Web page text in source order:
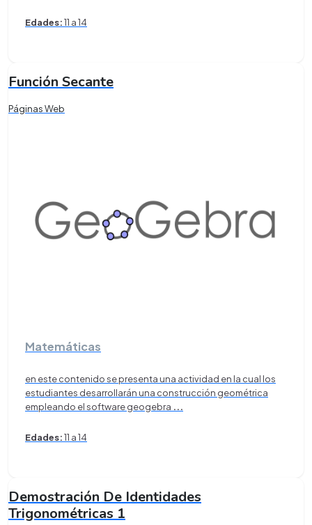
Edades:11 a 14
Función Secante
Páginas Web
Matemáticas
en este contenido se presenta una actividad en la cual los
estudiantes desarrollarán una construcción geométrica
empleando el software geogebra ...
Edades:11 a 14
Demostración De Identidades
Trigonométricas 1